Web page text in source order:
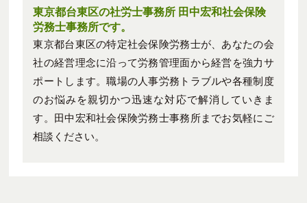
東京都台東区の社労士事務所 田中宏和社会保険
労務士事務所です。
東京都台東区の特定社会保険労務士が、あなたの会
社の経営理念に沿って労務管理面から経営を強力サ
ポートします。職場の人事労務トラブルや各種制度
のお悩みを親切かつ迅速な対応で解消していきま
す。田中宏和社会保険労務士事務所までお気軽にご
相談ください。